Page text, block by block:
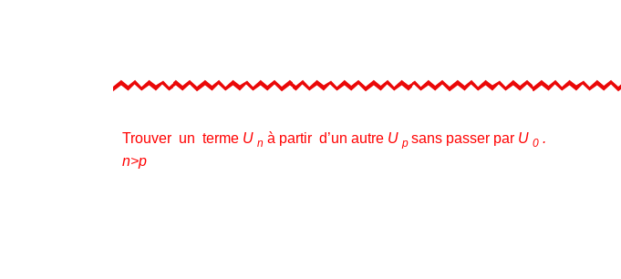
Trouver un terme U n à partir d’un autre U psans passer par U 0 .
n>p